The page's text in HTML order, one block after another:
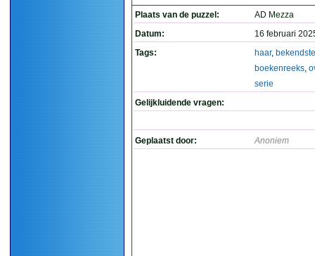
Plaats van de puzzel:
AD Mezza
Datum:
16 februari
Tags:
haar, bekendste
boekenreeks,
serie
Gelijkluidende vragen:
Geplaatst door: Anoniem